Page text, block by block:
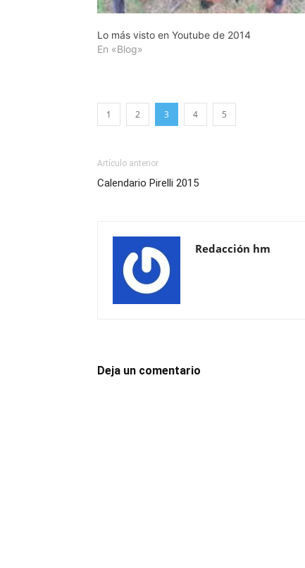
Lo más visto en Youtube de 2014
En «Blog»
1 2 3 4 5
Artículo anterior
Calendario Pirelli 2015
Redacción hm
Deja un comentario